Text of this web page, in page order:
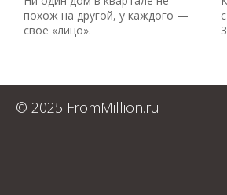
похож на другой, у каждого —
своё «лицо».
© 2025 FromMillion.ru